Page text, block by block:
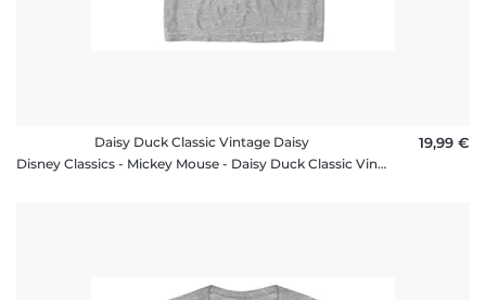
Daisy Duck Classic Vintage Daisy
Disney Classics - Mickey Mouse - Daisy Duck Classic Vintage Daisy - Homme T-shirt
19,99 €